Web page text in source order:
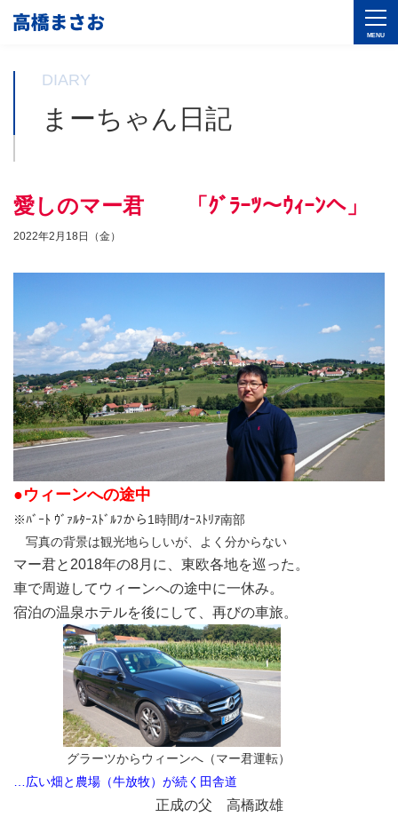
DIARY
まーちゃん日記
愛しのマー君 「ｸﾞﾗｰﾂ～ｳｨｰﾝへ」
2022年2月18日（金）
●ウィーンへの途中
※ﾊﾞｰﾄ ｳﾞｧﾙﾀｰｽﾄﾞﾙﾌから1時間/ｵｰｽﾄﾘｱ南部
写真の背景は観光地らしいが、よく分からない
マー君と2018年の8月に、東欧各地を巡った。
車で周遊してウィーンへの途中に一休み。
宿泊の温泉ホテルを後にして、再びの車旅。
グラーツからウィーンへ（マー君運転）
…広い畑と農場（牛放牧）が続く田舎道
正成の父 高橋政雄